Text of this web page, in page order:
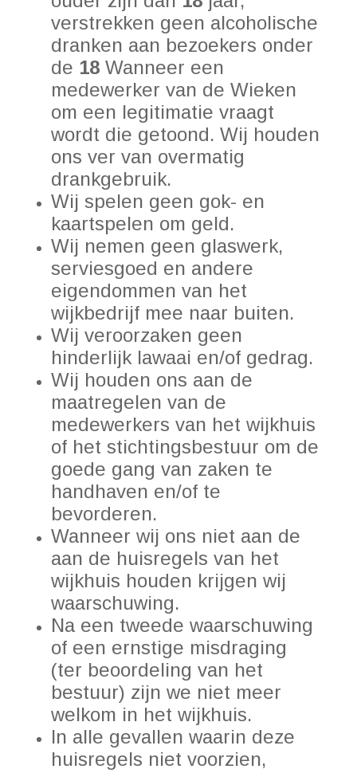
verstrekken geen alcoholische
dranken aan bezoekers onder
de 18Wanneer een
medewerker van de Wieken
om een legitimatie vraagt
wordt die getoond. Wij houden
ons ver van overmatig
drankgebruik.
Wij spelen geen gok- en
kaartspelen om geld.
Wij nemen geen glaswerk,
serviesgoed en andere
eigendommen van het
wijkbedrijf mee naar buiten.
Wij veroorzaken geen
hinderlijk lawaai en/of gedrag.
Wij houden ons aan de
maatregelen van de
medewerkers van het wijkhuis
of het stichtingsbestuur om de
goede gang van zaken te
handhaven en/of te
bevorderen.
Wanneer wij ons niet aan de
aan de huisregels van het
wijkhuis houden krijgen wij
waarschuwing.
Na een tweede waarschuwing
of een ernstige misdraging
(ter beoordeling van het
bestuur) zijn we niet meer
welkom in het wijkhuis.
In alle gevallen waarin deze
huisregels niet voorzien,